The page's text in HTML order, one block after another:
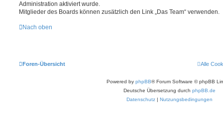
Administration aktiviert wurde.
Mitglieder des Boards können zusätzlich den Link „Das Team“ verwenden.
Nach oben
Foren-Übersicht Alle
Powered by phpBB® Forum Software © phpBB
Deutsche Übersetzung durch phpBB.de
Datenschutz | Nutzungsbedingungen